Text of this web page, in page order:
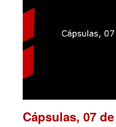
Cápsulas, 07